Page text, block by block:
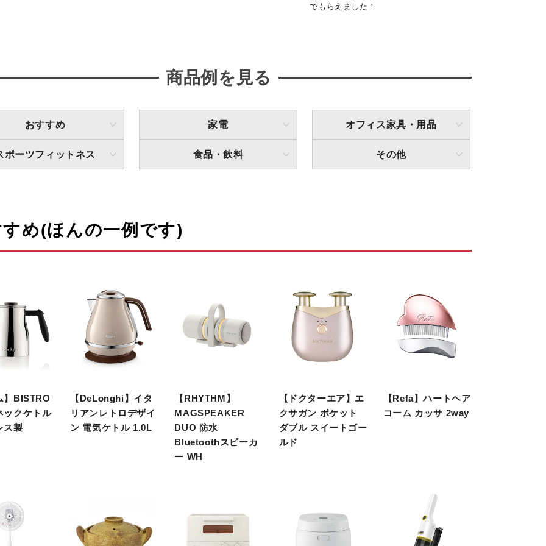
でもらえました！
商品例を見る
おすすめ 家電 オフィス家具・用品
ポーツフィットネス 食品・飲料 その他
め(ほんの一例です)
】BISTRO
ックケトル
ス製
【DeLonghi】イタ
リアンレトロデザイ
ン 電気ケトル 1.0L
【RHYTHM】
MAGSPEAKER
DUO 防水
Bluetoothスピーカ
ー WH
【ドクターエア】エ
クサガン ポケット
ダブル スイートゴー
ルド
【Refa】ハートヘア
コーム カッサ 2way